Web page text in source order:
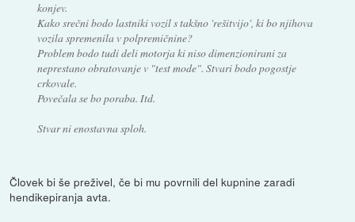
konjev.
Kako srečni bodo lastniki vozil s takšno 'rešitvijo', ki bo njihova
vozila spremenila v polpremičnine?
Problem bodo tudi deli motorja ki niso dimenzionirani za
neprestano obratovanje v "test mode". Stvari bodo pogostje
crkovale.
Povečala se bo poraba. Itd.
Stvar ni enostavna sploh.
Človek bi še preživel, če bi mu povrnili del kupnine zaradi
hendikepiranja avta.